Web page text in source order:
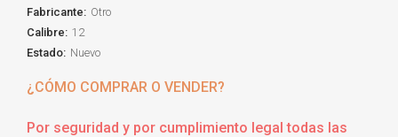
Fabricante: Otro
Calibre: 12
Estado: Nuevo
¿CÓMO COMPRAR O VENDER?
Por seguridad y por cumplimiento legal todas las